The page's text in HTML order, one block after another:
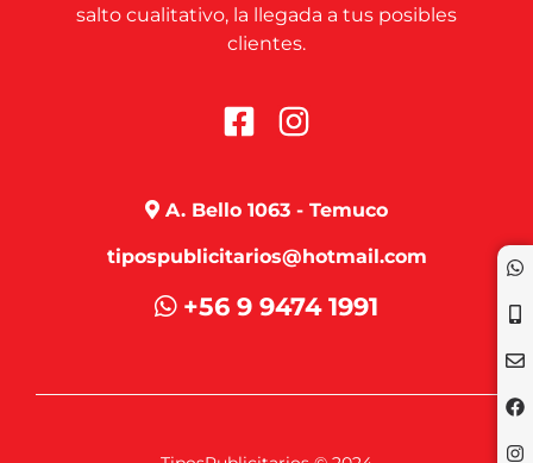
salto cualitativo, la llegada a tus posibles
clientes.
A. Bello 1063 - Temuco
tipospublicitarios@hotmail.com
+56 9 9474 1991